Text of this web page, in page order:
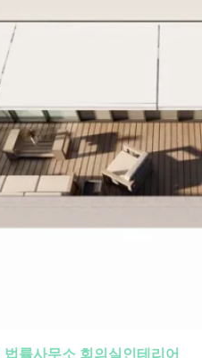
률사무소 회의실인테리어